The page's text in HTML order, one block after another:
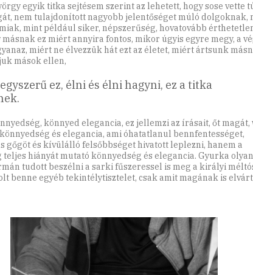
egyik titka sejtésem szerint az lehetett, hogy sose vette
nem tulajdonított nagyobb jelentőséget múló dolgoknak,
mint például siker, népszerűség, hovatovább
másnak ez miért annyira fontos, mikor úgyis egyre megy, a
miért ne élvezzük hát ezt az életet, miért ártsunk
mások ellen,
ez, élni és élni hagyni, ez a titka
könnyed elegancia, ez jellemzi az írásait, őt magát,
és elegancia, ami óhatatlanul bennfentességet,
gőgöt és kívülálló felsőbbséget hivatott leplezni, hanem a
hiányát mutató könnyedség és elegancia. Gyurka
tudott beszélni a sarki fűszeressel is meg a királyi
benne egyéb tekintélytisztelet, csak amit magának is